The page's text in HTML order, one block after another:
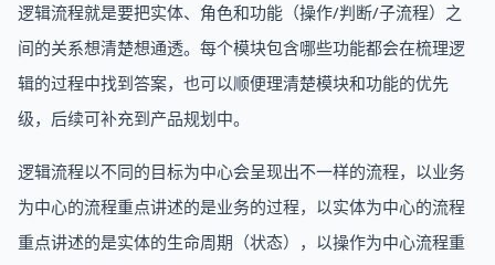
逻辑流程就是要把实体、角色和功能（操作/判断/子流程）之
间的关系想清楚想通透。每个模块包含哪些功能都会在梳理逻
辑的过程中找到答案，也可以顺便理清楚模块和功能的优先
级，后续可补充到产品规划中。
逻辑流程以不同的目标为中心会呈现出不一样的流程，以业务
为中心的流程重点讲述的是业务的过程，以实体为中心的流程
重点讲述的是实体的生命周期（状态），以操作为中心流程重